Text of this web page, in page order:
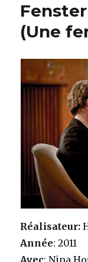
(Une
Réalisateur:
Année: 2011
Avec: Nina